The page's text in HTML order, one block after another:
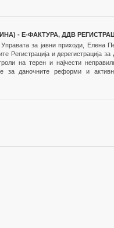
- Е-ФАКТУРА, ДДВ
за јавни приходи, Елена
Регистрација и дерегистрација
на терен и најчести
за даночните реформи и